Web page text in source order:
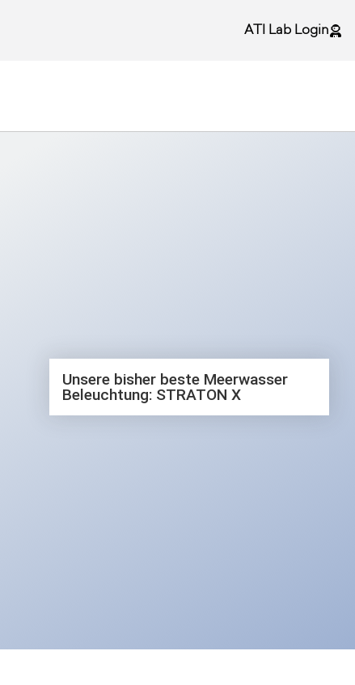
ATI Lab Login
Das neueste Video
Unsere bisher beste Meerwasser
Beleuchtung: STRATON X